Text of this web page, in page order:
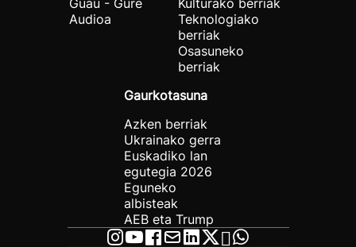
Guau - Gure
Audioa
Kulturako berriak
Teknologiako
berriak
Osasuneko
berriak
Gaurkotasuna
Azken berriak
Ukrainako gerra
Euskadiko lan
egutegia 2026
Eguneko
albisteak
AEB eta Trump